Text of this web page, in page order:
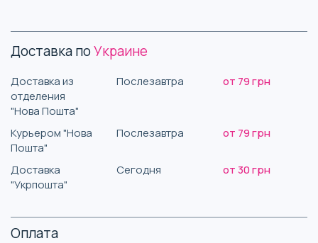
Доставка поУкраине
Доставка из
отделения
"Нова Пошта"
Послезавтра от 79 грн
Курьером "Нова
Пошта"
Послезавтра от 79 грн
Доставка
"Укрпошта"
Сегодня от 30 грн
Оплата